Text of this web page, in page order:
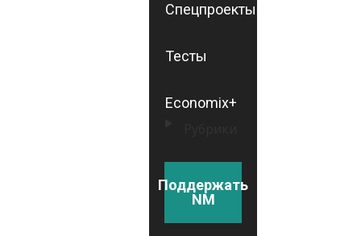
Спецпроекты
Тесты
Economix+
Поддержать
NM